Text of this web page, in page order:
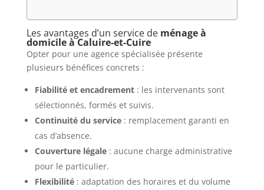
Les avantages d’un service de ménage à
domicile à Caluire-et-Cuire
Opter pour une agence spécialisée présente
plusieurs bénéfices concrets :
Fiabilité et encadrement: les intervenants sont
sélectionnés, formés et suivis.
Continuité du service: remplacement garanti en
cas d’absence.
Couverture légale: aucune charge administrative
pour le particulier.
Flexibilité: adaptation des horaires et du volume